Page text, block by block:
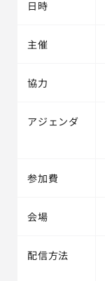
日時
主催
協力
アジェンダ
参加費
会場
配信方法